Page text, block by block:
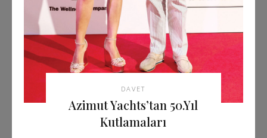
DAVET
Azimut Yachts’tan 50.Yıl
Kutlamaları